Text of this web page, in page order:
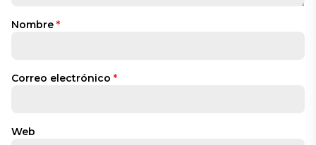
Nombre *
Correo electrónico *
Web